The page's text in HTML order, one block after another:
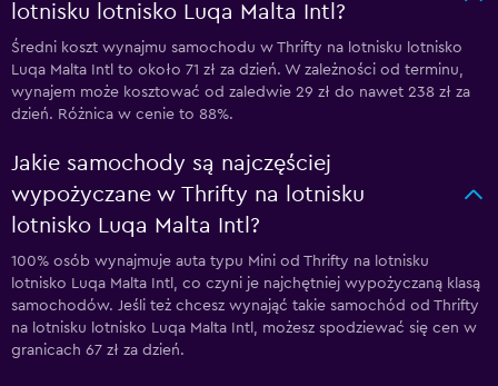
lotnisku lotnisko Luqa Malta Intl?
Średni koszt wynajmu samochodu w Thrifty na lotnisku lotnisko
Luqa Malta Intl to około 71 zł za dzień. W zależności od terminu,
wynajem może kosztować od zaledwie 29 zł do nawet 238 zł za
dzień. Różnica w cenie to 88%.
Jakie samochody są najczęściej
wypożyczane w Thrifty na lotnisku
lotnisko Luqa Malta Intl?
100% osób wynajmuje auta typu Mini od Thrifty na lotnisku
lotnisko Luqa Malta Intl, co czyni je najchętniej wypożyczaną klasą
samochodów. Jeśli też chcesz wynająć takie samochód od Thrifty
na lotnisku lotnisko Luqa Malta Intl, możesz spodziewać się cen w
granicach 67 zł za dzień.